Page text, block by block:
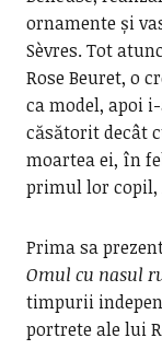
ornamente și
Sèvres. Tot
Rose Beuret, o
ca model, apoi
căsătorit decât
moartea ei, în
primul lor copil,
Prima sa
Omul cu nasul
timpurii
portrete ale lui